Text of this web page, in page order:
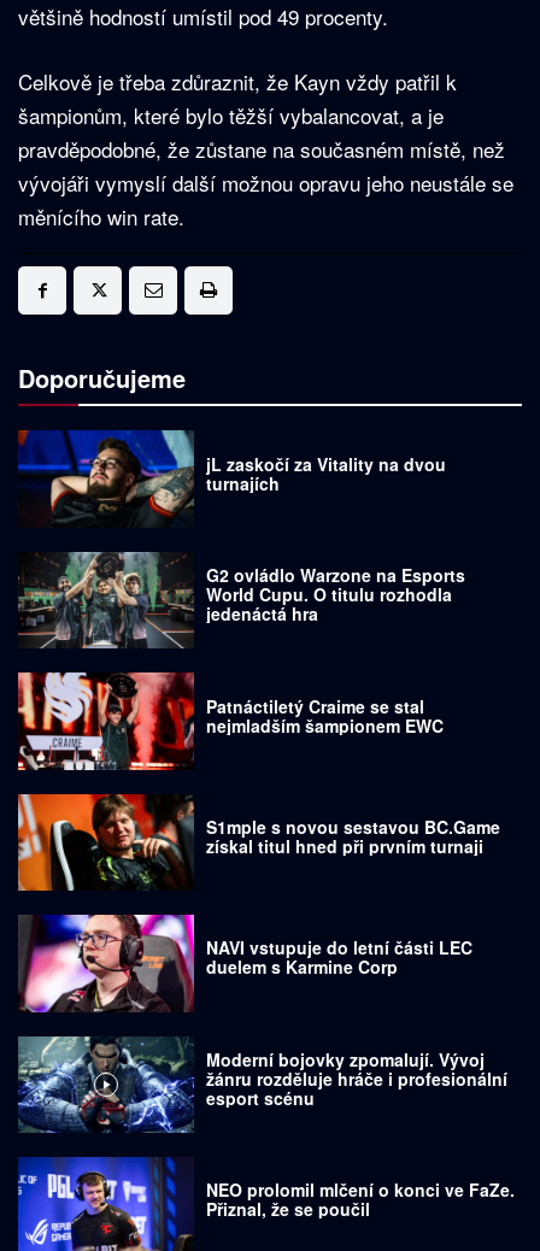
většině hodností umístil pod 49 procenty.
Celkově je třeba zdůraznit, že Kayn vždy patřil k
šampionům, které bylo těžší vybalancovat, a je
pravděpodobné, že zůstane na současném místě, než
vývojáři vymyslí další možnou opravu jeho neustále se
měnícího win rate.
Doporučujeme
jL zaskočí za Vitality na dvou
turnajích
G2 ovládlo Warzone na Esports
World Cupu. O titulu rozhodla
jedenáctá hra
Patnáctiletý Craime se stal
nejmladším šampionem EWC
S1mple s novou sestavou BC.Game
získal titul hned při prvním turnaji
NAVI vstupuje do letní části LEC
duelem s Karmine Corp
Moderní bojovky zpomalují. Vývoj
žánru rozděluje hráče i profesionální
esport scénu
NEO prolomil mlčení o konci ve FaZe.
Přiznal, že se poučil